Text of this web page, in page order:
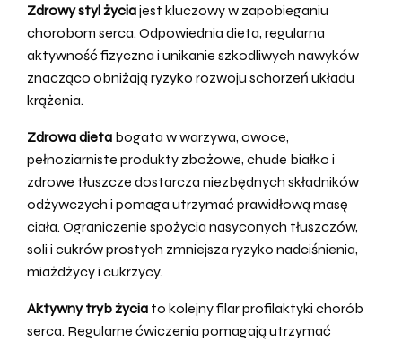
Zdrowy styl życiajest kluczowy w zapobieganiu
chorobom serca. Odpowiednia dieta, regularna
aktywność fizyczna i unikanie szkodliwych nawyków
znacząco obniżają ryzyko rozwoju schorzeń układu
krążenia.
Zdrowa dieta bogata w warzywa, owoce,
pełnoziarniste produkty zbożowe, chude białko i
zdrowe tłuszcze dostarcza niezbędnych składników
odżywczych i pomaga utrzymać prawidłową masę
ciała. Ograniczenie spożycia nasyconych tłuszczów,
soli i cukrów prostych zmniejsza ryzyko nadciśnienia,
miażdżycy i cukrzycy.
Aktywny tryb życia to kolejny filar profilaktyki chorób
serca. Regularne ćwiczenia pomagają utrzymać